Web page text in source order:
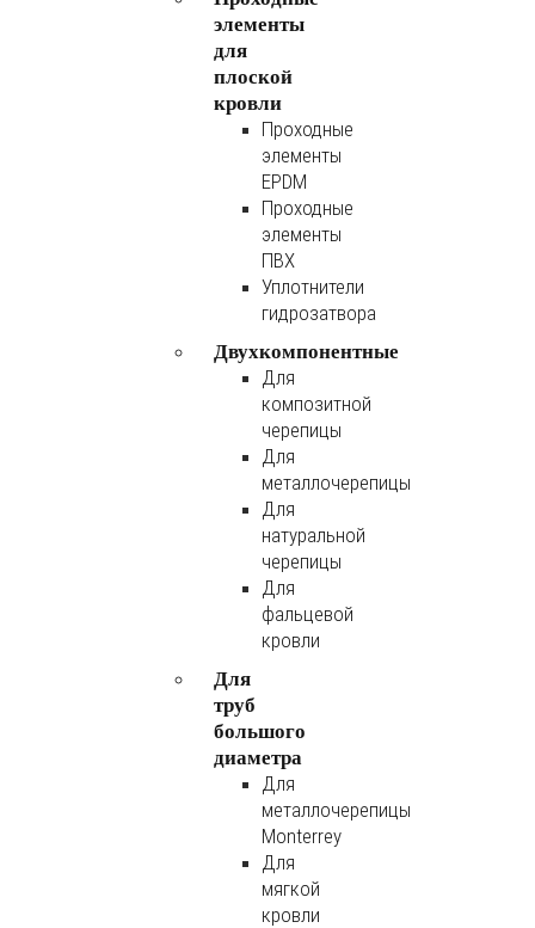
элементы
для
плоской
кровли
Проходные
элементы
EPDM
Проходные
элементы
ПВХ
Уплотнители
гидрозатвора
Двухкомпонентные
Для
композитной
черепицы
Для
металлочерепицы
Для
натуральной
черепицы
Для
фальцевой
кровли
Для
труб
большого
диаметра
Для
металлочерепицы
Monterrey
Для
мягкой
кровли